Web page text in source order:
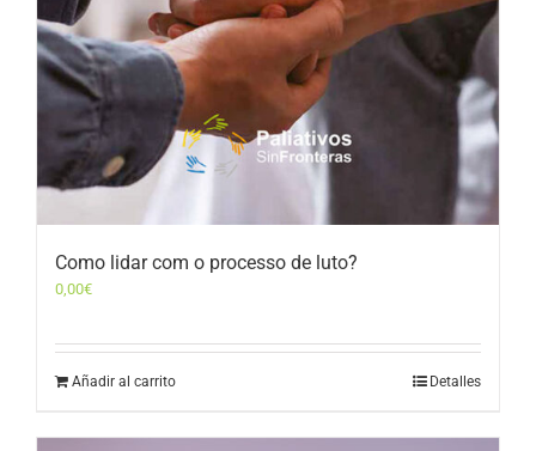
Como lidar com o processo de luto?
0,00€
Añadir al carrito Detalles